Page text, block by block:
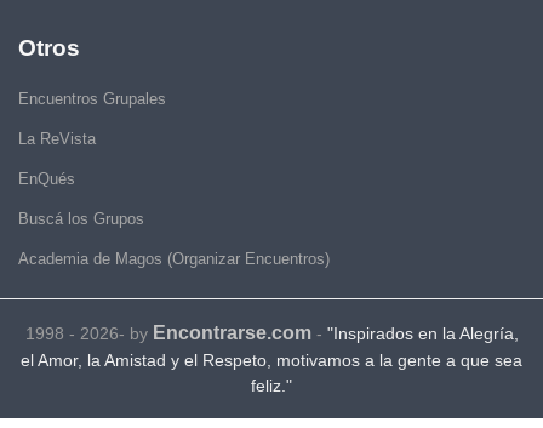
Otros
Encuentros Grupales
La ReVista
EnQués
Buscá los Grupos
Academia de Magos (Organizar Encuentros)
1998 - 2026- by Encontrarse.com- "Inspirados en la Alegría,
el Amor, la Amistad y el Respeto, motivamos a la gente a que sea
feliz."